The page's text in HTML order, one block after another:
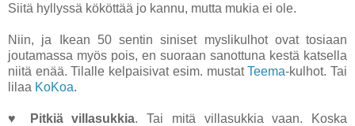
Siitä hyllyssä kököttää jo kannu, mutta mukia ei ole.
Niin, ja Ikean 50 sentin siniset myslikulhot ovat tosiaan
joutamassa myös pois, en suoraan sanottuna kestä katsella
niitä enää. Tilalle kelpaisivat esim. mustatTeema-kulhot. Tai
lilaa KoKoa.
♥ Pitkiä villasukkia. Tai mitä villasukkia vaan. Koska